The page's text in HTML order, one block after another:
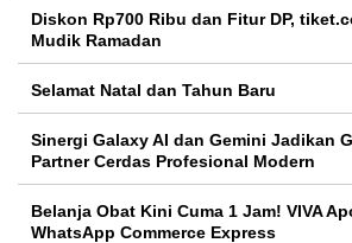
Diskon Rp700 Ribu dan Fitur DP,
Mudik Ramadan
Selamat Natal dan Tahun Baru
Sinergi Galaxy AI dan Gemini Jadikan
Partner Cerdas Profesional Modern
Belanja Obat Kini Cuma 1 Jam! VIVA
WhatsApp Commerce Express